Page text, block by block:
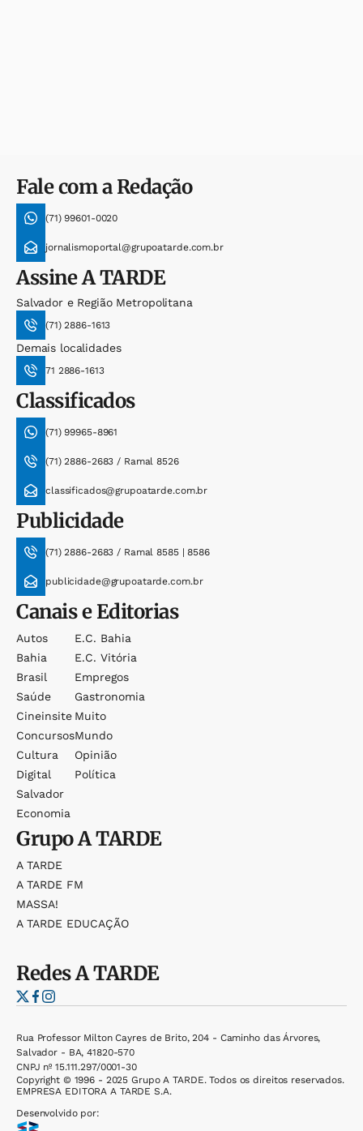
Fale com a Redação
(71) 99601-0020
jornalismoportal@grupoatarde.com.br
AssineA TARDE
Salvador e Região Metropolitana
(71) 2886-1613
Demais localidades
71 2886-1613
Classificados
(71) 99965-8961
(71) 2886-2683 / Ramal 8526
classificados@grupoatarde.com.br
Publicidade
(71) 2886-2683 / Ramal 8585 | 8586
publicidade@grupoatarde.com.br
Canais e Editorias
Autos
Bahia
Brasil
Saúde
Cineinsite
Concursos
Cultura
Digital
Salvador
Economia
E.c. Bahia
E.c. Vitória
Empregos
Gastronomia
Muito
Mundo
Opinião
Política
GrupoA TARDE
A TARDE
A TARDE FM
MASSA!
A TARDE EDUCAÇÃO
RedesA TARDE
Rua Professor Milton Cayres de Brito, 204 - Caminho das Árvores,
Salvador - BA, 41820-570
CNPJ nº 15.111.297/0001-30
Copyright © 1996 - 2025 Grupo A TARDE. Todos os direitos reservados.
EMPRESA EDITORA A TARDE S.A.
Desenvolvido por: